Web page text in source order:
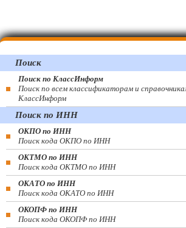
Поиск
Поиск по КлассИнформ
Поиск по всем классификаторам и
КлассИнформ
Поиск по ИНН
ОКПО по ИНН
Поиск кода ОКПО по ИНН
ОКТМО по ИНН
Поиск кода ОКТМО по ИНН
ОКАТО по ИНН
Поиск кода ОКАТО по ИНН
ОКОПФ по ИНН
Поиск кода ОКОПФ по ИНН